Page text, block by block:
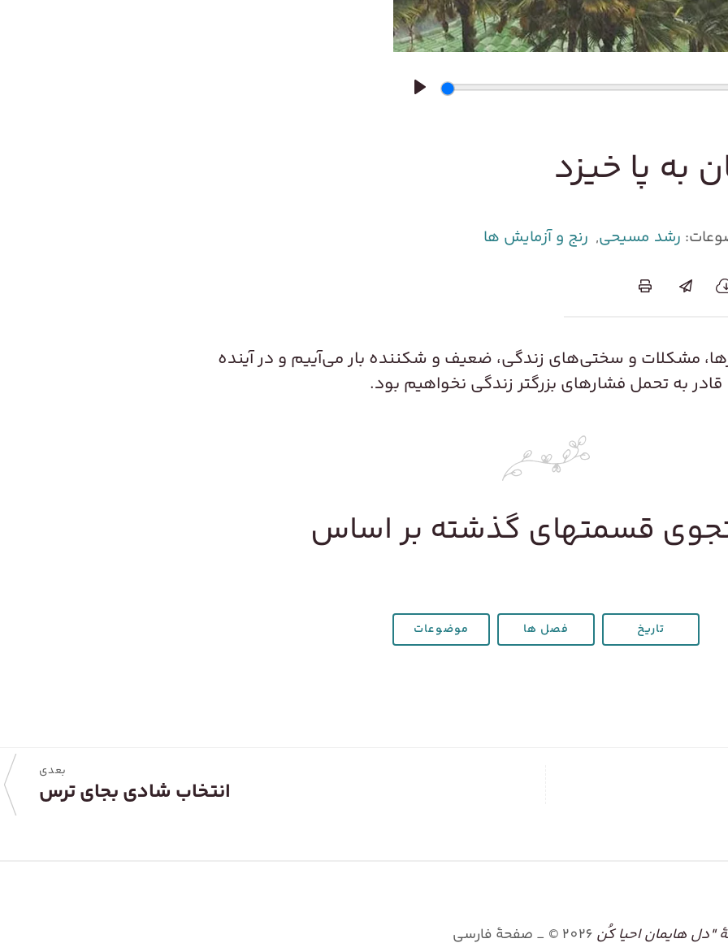
Play
به پا خیزد
رشد مسیحی, رنج و آزمایش‌ ها
مشکلات و سختی‌های زندگی، ضعیف و شکننده بار می‌آییم و در آینده
قادر به تحمل فشارهای بزرگتر زندگی نخواهیم بود.
قسمتهای گذشته بر اساس
تاریخ فصل ها موضوعات
بعدی
انتخاب شادی بجای ترس
هایمان احیا کُن 2026
© _ صفحۀ فارسی